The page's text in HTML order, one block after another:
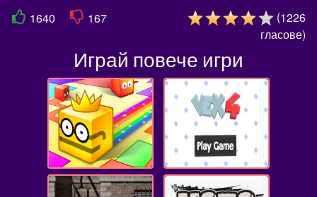
1640 167 (1226
гласове)
Играй повече игри